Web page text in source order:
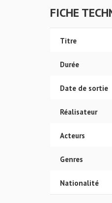
FICHE
Titre
Durée
Date de sortie
Réalisateur
Acteurs
Genres
Nationalité